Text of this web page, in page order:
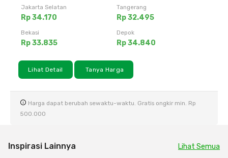
Jakarta Selatan
Rp 34.170
Tangerang
Rp 32.495
Bekasi
Rp 33.835
Depok
Rp 34.840
Lihat Detail Tanya Harga
Harga dapat berubah sewaktu-waktu. Gratis ongkir min. Rp
500.000
Inspirasi Lainnya Lihat Semua